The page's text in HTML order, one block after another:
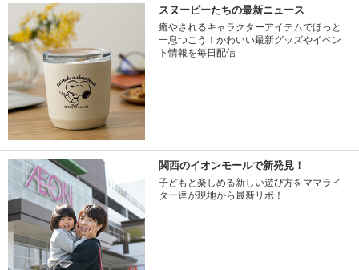
スヌーピーたちの最新ニュース
癒やされるキャラクターアイテムでほっと
一息つこう！かわいい最新グッズやイベン
ト情報を毎日配信
関西のイオンモールで新発見！
子どもと楽しめる新しい遊び方をママライ
ター達が現地から最新リポ！